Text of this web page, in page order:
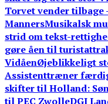
Torvet vender tilbage
MannersMusikalsk
strid om tekst-
gøre åen til
VidåenØjeblikkeligt
Assistenttræner
skifter til Holland:
til PEC ZwolleDGI